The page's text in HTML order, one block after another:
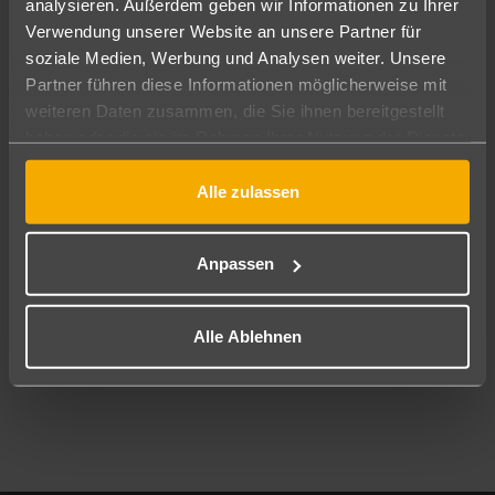
analysieren. Außerdem geben wir Informationen zu Ihrer
Verwendung unserer Website an unsere Partner für
soziale Medien, Werbung und Analysen weiter. Unsere
Partner führen diese Informationen möglicherweise mit
weiteren Daten zusammen, die Sie ihnen bereitgestellt
gesammelt haben.
Alle zulassen
Anpassen
Alle Ablehnen
Pauschal Nur Hotel
Abflughafen
Reisezeitraum
07.08.26–05.08.27 7-21 Nächte
2 Erwachsene Keine Kinder